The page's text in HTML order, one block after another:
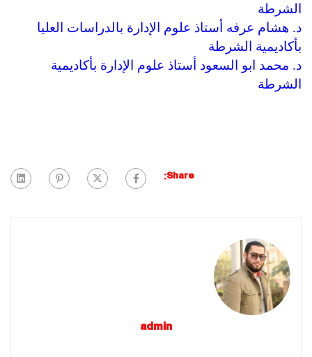
الشرطة
د. هشام عرفه أستاذ علوم الإدارة بالدراسات العليا
بأكاديمية الشرطة
د. محمد ابو السعود أستاذ علوم الإدارة بأكاديمية
الشرطة
Share:
admin